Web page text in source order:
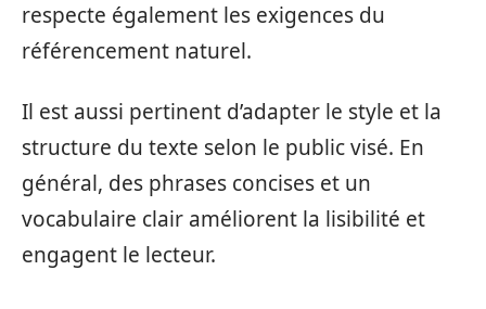
respecte également les exigences du
référencement naturel.
Il est aussi pertinent d’adapter le style et la
structure du texte selon le public visé. En
général, des phrases concises et un
vocabulaire clair améliorent la lisibilité et
engagent le lecteur.